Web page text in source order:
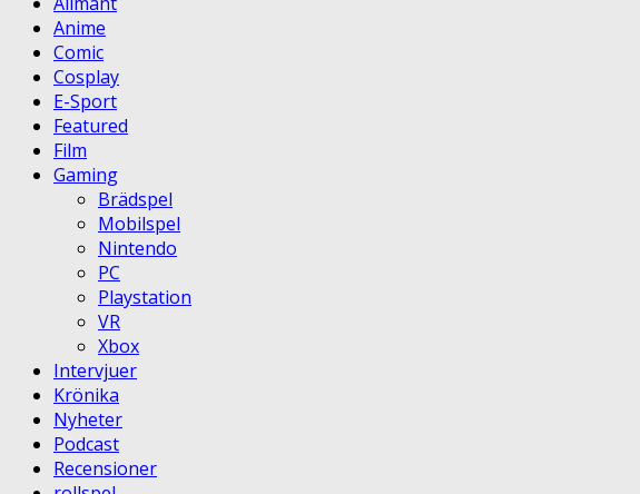
Anime
Comic
Cosplay
E-Sport
Featured
Film
Gaming
Brädspel
Mobilspel
Nintendo
PC
Playstation
VR
Xbox
Intervjuer
Krönika
Nyheter
Podcast
Recensioner